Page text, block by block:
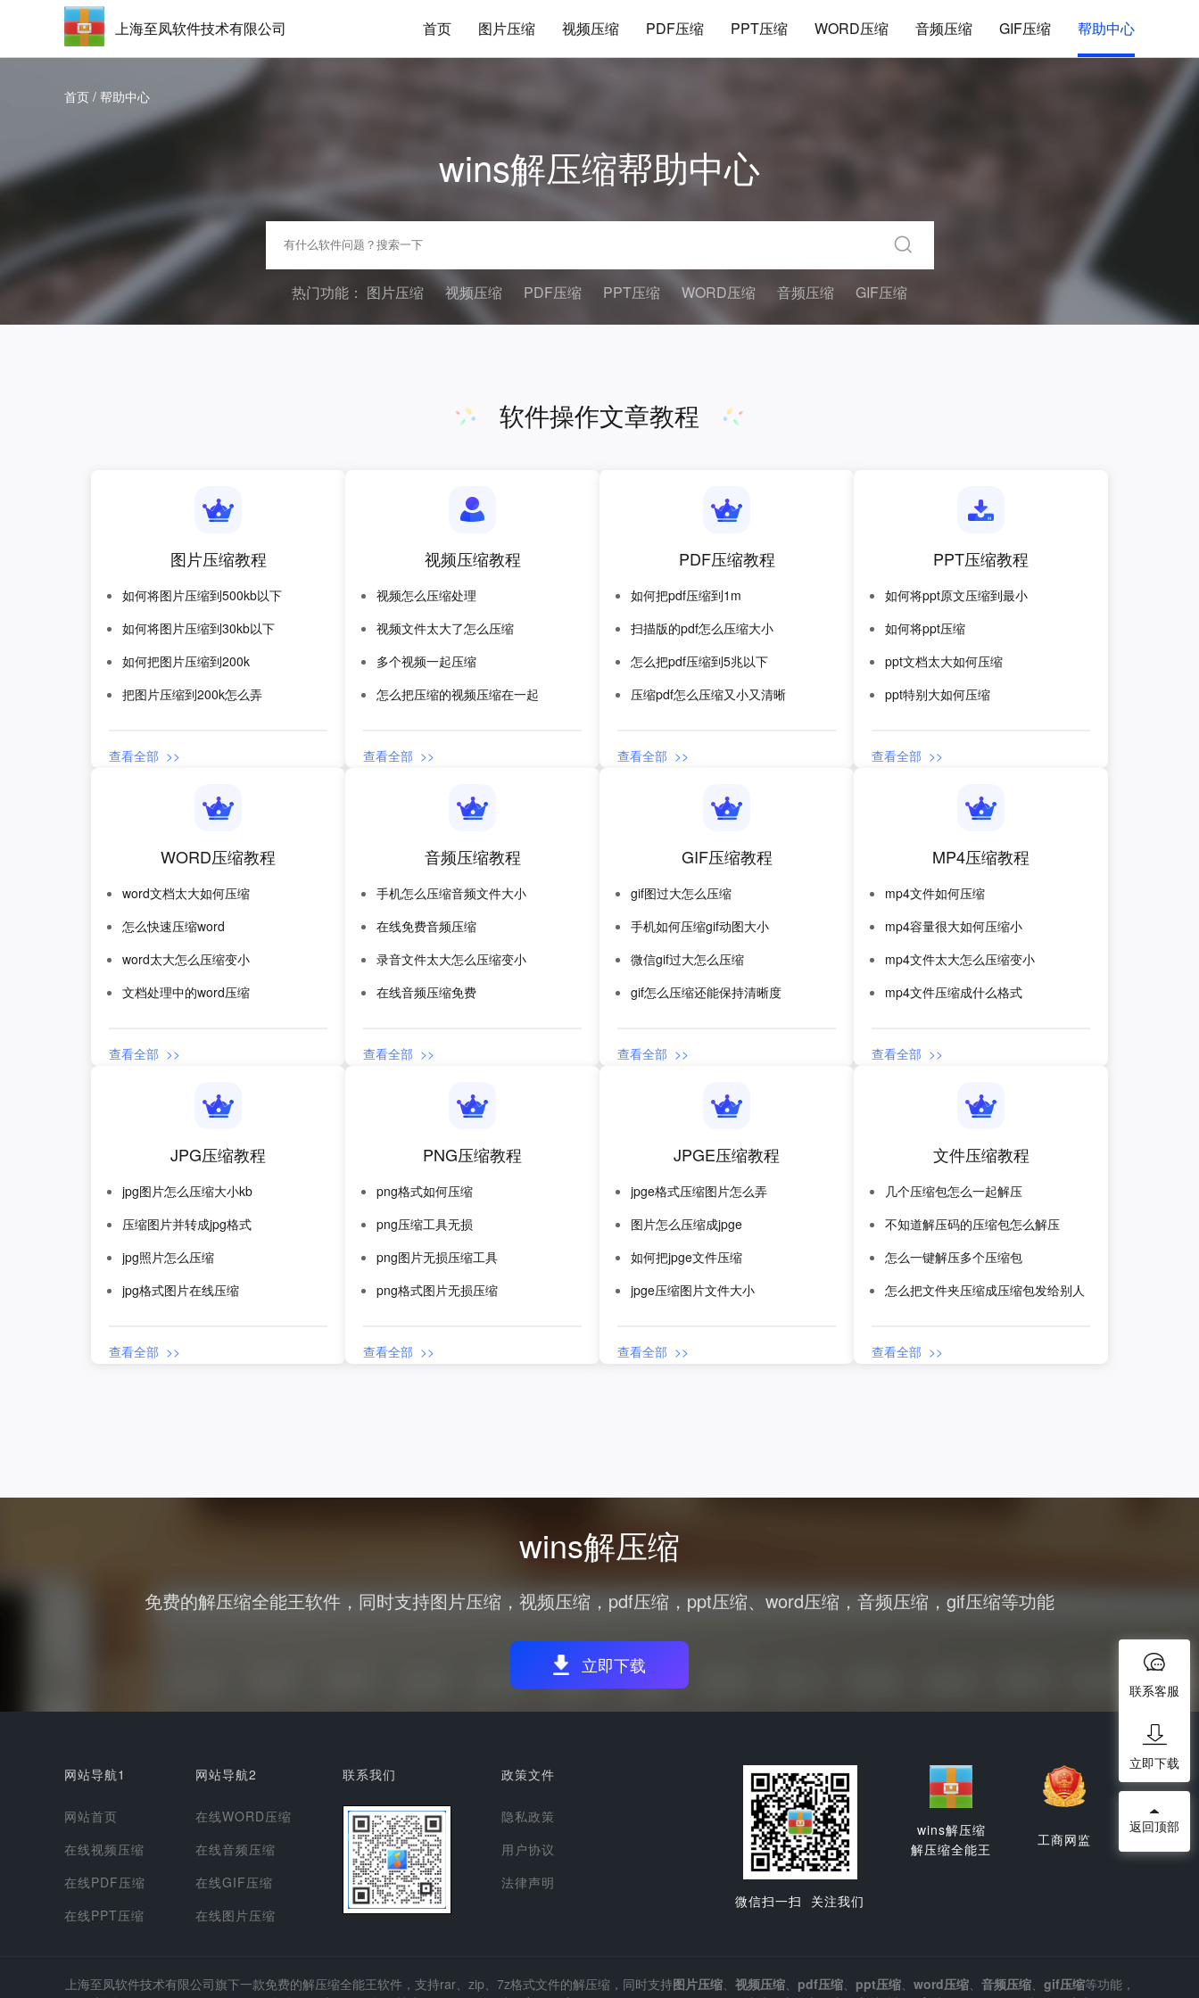
上海至凤软件技术有限公司 首页 图片压缩 视频压缩 PDF压缩 PPT压缩 WORD压缩 音频压缩 GIF压缩 帮助中心
首页 / 帮助中心
wins解压缩帮助中心
热门功能： 图片压缩 视频压缩 PDF压缩 PPT压缩 WORD压缩 音频压缩 GIF压缩
软件操作文章教程
图片压缩教程
如何将图片压缩到500kb以下
如何将图片压缩到30kb以下
如何把图片压缩到200k
把图片压缩到200k怎么弄
查看全部 >>
视频压缩教程
视频怎么压缩处理
视频文件太大了怎么压缩
多个视频一起压缩
怎么把压缩的视频压缩在一起
查看全部 >>
PDF压缩教程
如何把pdf压缩到1m
扫描版的pdf怎么压缩大小
怎么把pdf压缩到5兆以下
压缩pdf怎么压缩又小又清晰
查看全部 >>
PPT压缩教程
如何将ppt原文压缩到最小
如何将ppt压缩
ppt文档太大如何压缩
ppt特别大如何压缩
查看全部 >>
WORD压缩教程
word文档太大如何压缩
怎么快速压缩word
word太大怎么压缩变小
文档处理中的word压缩
查看全部 >>
音频压缩教程
手机怎么压缩音频文件大小
在线免费音频压缩
录音文件太大怎么压缩变小
在线音频压缩免费
查看全部 >>
GIF压缩教程
gif图过大怎么压缩
手机如何压缩gif动图大小
微信gif过大怎么压缩
gif怎么压缩还能保持清晰度
查看全部 >>
MP4压缩教程
mp4文件如何压缩
mp4容量很大如何压缩小
mp4文件太大怎么压缩变小
mp4文件压缩成什么格式
查看全部 >>
JPG压缩教程
jpg图片怎么压缩大小kb
压缩图片并转成jpg格式
jpg照片怎么压缩
jpg格式图片在线压缩
查看全部 >>
PNG压缩教程
png格式如何压缩
png压缩工具无损
png图片无损压缩工具
png格式图片无损压缩
查看全部 >>
JPGE压缩教程
jpge格式压缩图片怎么弄
图片怎么压缩成jpge
如何把jpge文件压缩
jpge压缩图片文件大小
查看全部 >>
文件压缩教程
几个压缩包怎么一起解压
不知道解压码的压缩包怎么解压
怎么一键解压多个压缩包
怎么把文件夹压缩成压缩包发给别人
查看全部 >>
wins解压缩
免费的解压缩全能王软件，同时支持图片压缩，视频压缩，pdf压缩，ppt压缩、word压缩，音频压缩，gif压缩等功能
立即下载
网站导航1
网站首页
在线视频压缩
在线PDF压缩
在线PPT压缩
网站导航2
在线WORD压缩
在线音频压缩
在线GIF压缩
在线图片压缩
联系我们 政策文件
隐私政策
用户协议
法律声明
微信扫一扫 关注我们
wins解压缩
解压缩全能王
工商网监
上海至凤软件技术有限公司旗下一款免费的解压缩全能王软件，支持rar、zip、7z格式文件的解压缩，同时支持图片压缩、 视频压缩、 pdf压缩、 ppt压缩、 word压缩、 音频压缩、 gif压缩等功能，
联系客服
立即下载
返回顶部